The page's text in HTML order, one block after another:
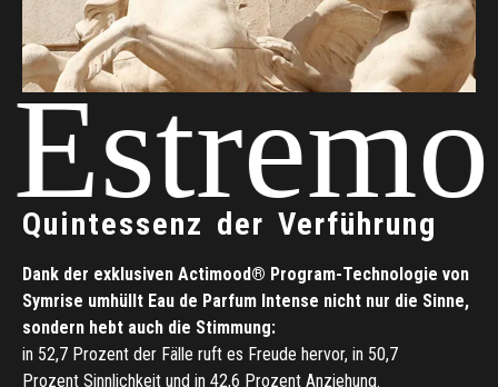
Quintessenz der Verführung
Dank der exklusiven Actimood® Program-Technologie von
Symrise umhüllt Eau de Parfum Intense nicht nur die Sinne,
sondern hebt auch die Stimmung:
in 52,7 Prozent der Fälle ruft es Freude hervor, in 50,7
Prozent Sinnlichkeit und in 42,6 Prozent Anziehung.